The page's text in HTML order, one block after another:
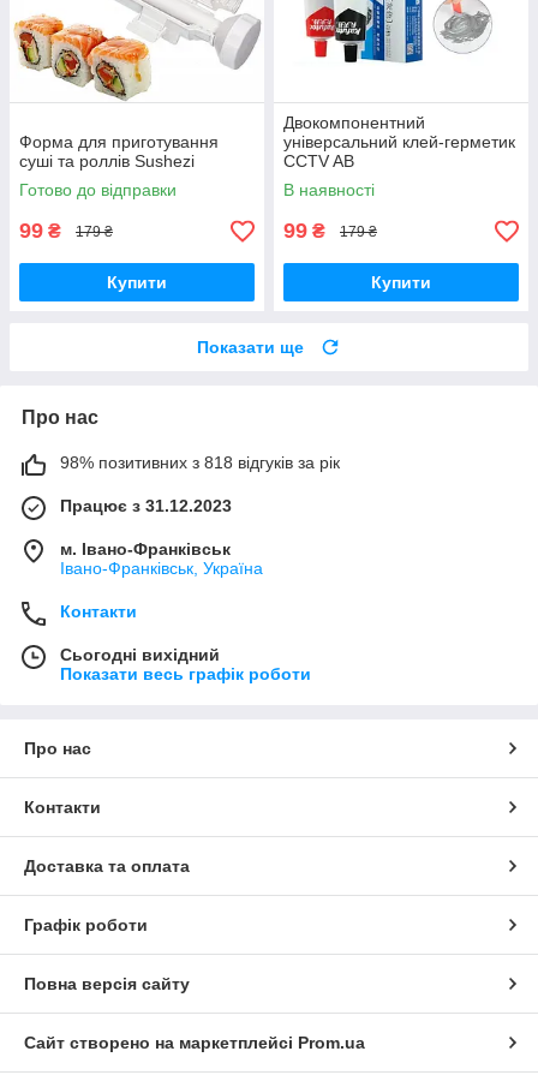
Форма для приготування
суші та роллів Sushezi
Готово до відправки
99 ₴ 179 ₴
Купити
Двокомпонентний
універсальний клей-герметик
CCTV AB
В наявності
99 ₴ 179 ₴
Купити
Показати ще
Про нас
98% позитивних з 818 відгуків за рік
Працює з 31.12.2023
м. Івано-Франківськ
Івано-Франківськ, Україна
Контакти
Сьогодні вихідний
Показати весь графік роботи
Про нас
Контакти
Доставка та оплата
Графік роботи
Повна версія сайту
Сайт створено на маркетплейсі Prom.ua